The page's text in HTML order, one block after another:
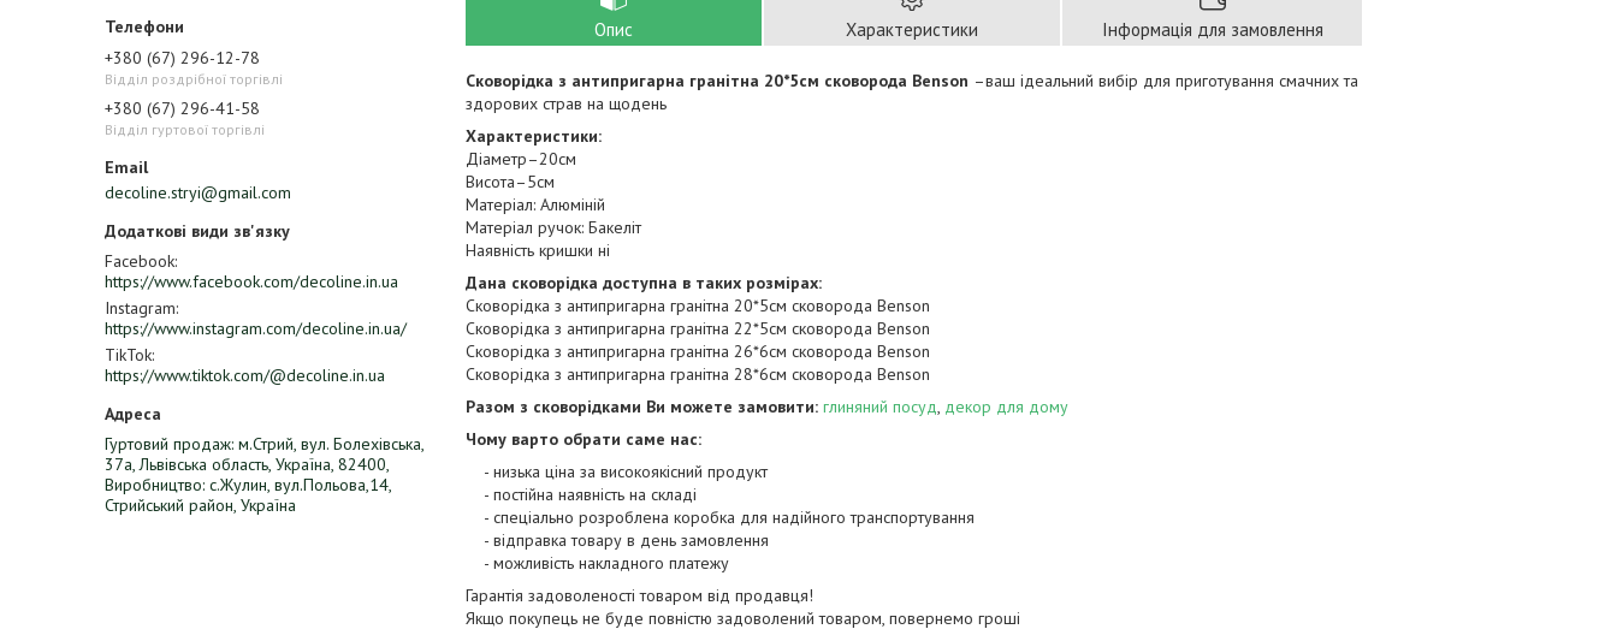
+380 (67) 296-12-78
Відділ роздрібної торгівлі
+380 (67) 296-41-58
Відділ гуртової торгівлі
decoline.stryi@gmail.com
Facebook
https://www.facebook.com/decoline.in.ua
Instagram
https://www.instagram.com/decoline.in.ua/
TikTok
https://www.tiktok.com/@decoline.in.ua
Гуртовий продаж: м.Стрий, вул. Болехівська,
37а, Львівська область, Україна, 82400,
Виробництво: с.Жулин, вул.Польова,14,
Стрийський район, Україна
Опис Характеристики Інформація для замовлення
Сковорідка з антипригарна гранітна 20*5см сковорода Benson –ваш ідеальний вибір для приготування смачних та
здорових страв на щодень
Характеристики:
Діаметр–20см
Висота–5см
Матеріал: Алюміній
Матеріал ручок: Бакеліт
Наявність кришки ні
Дана сковорідка доступна в таких розмірах:
Сковорідка з антипригарна гранітна 20*5см сковорода Benson
Сковорідка з антипригарна гранітна 22*5см сковорода Benson
Сковорідка з антипригарна гранітна 26*6см сковорода Benson
Сковорідка з антипригарна гранітна 28*6см сковорода Benson
Разом з сковорідками Ви можете замовити: глиняний посуд, декор для дому
Чому варто обрати саме нас:
- низька ціна за високоякісний продукт
- постійна наявність на складі
- спеціально розроблена коробка для надійного транспортування
- відправка товару в день замовлення
- можливість накладного платежу
Гарантія задоволеності товаром від продавця!
Якщо покупець не буде повністю задоволений товаром, повернемо гроші